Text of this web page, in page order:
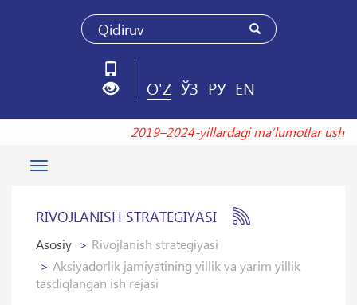
O'Z ЎЗ РУ EN
2019–2024-yillardagi maʼlumotlar
Toggle
RIVOJLANISH STRATEGIYASI
Asosiy
Rivojlanish strategiyasi
Aksiyadorlik jamiyatining yillik va yarim yillik
tasdiqlangan ish rejasi